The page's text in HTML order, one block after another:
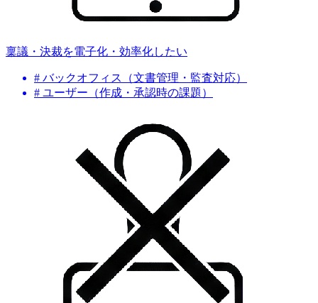
稟議・決裁を電子化・効率化したい
# バックオフィス（文書管理・監査対応）
# ユーザー（作成・承認時の課題）